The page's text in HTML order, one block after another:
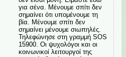
για σένα. Μένουμε σπίτι δεν
σημαίνει ότι υπομένουμε τη
βία. Μένουμε σπίτι δεν
σημαίνει μένουμε σιωπηλές.
Τηλεφώνησε στη γραμμή SOS
15900. Οι ψυχολόγοι και οι
κοινωνικοί λειτουργοί της